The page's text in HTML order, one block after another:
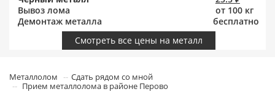
Вывоз лома
от 100 кг
Демонтаж металла
бесплатно
Смотреть все цены на металл
Металлолом
Сдать рядом со мной
Прием металлолома в районе Перово